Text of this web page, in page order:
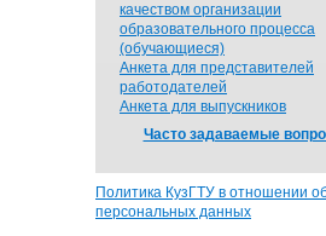
качеством организации
образовательного процесса
(обучающиеся)
Анкета для представителей
работодателей
Анкета для выпускников
Часто задаваемые
Политика КузГТУ в отношении
персональных данных